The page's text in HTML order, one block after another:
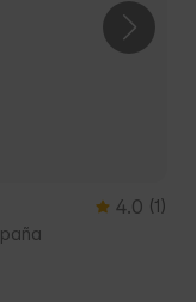
4.0 (1)